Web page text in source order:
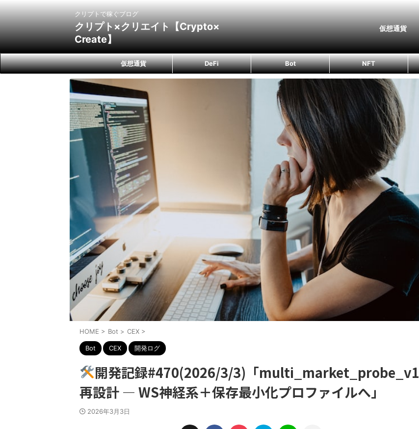
クリプトで稼ぐブログ
クリプト×クリエイト【Crypto×
Create】
仮想通貨
仮想通貨 DeFi Bot NFT
HOME > Bot > CEX >
Bot CEX 開発ログ
開発記録#470(2026/3/3)「multi_market_probe_v1
再設計 ― WS神経系＋保存最小化プロファイルへ」
2026年3月3日